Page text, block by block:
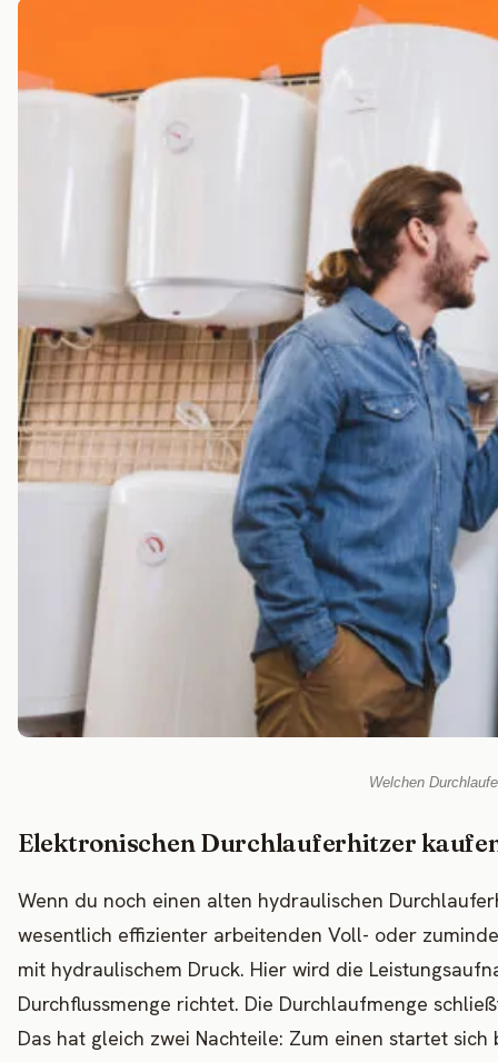
Welchen
Elektronischen Durchlauferhitzer
Wenn du noch einen alten hydraulischen
wesentlich effizienter arbeitenden Voll- oder
mit hydraulischem Druck. Hier wird die
Durchflussmenge richtet. Die Durchlaufmenge
Das hat gleich zwei Nachteile: Zum einen startet